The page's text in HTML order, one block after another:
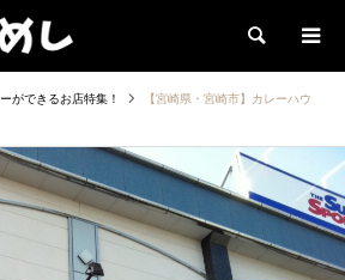
検索
ができるお店特集！
【宮崎県・宮崎市】カレーハウ